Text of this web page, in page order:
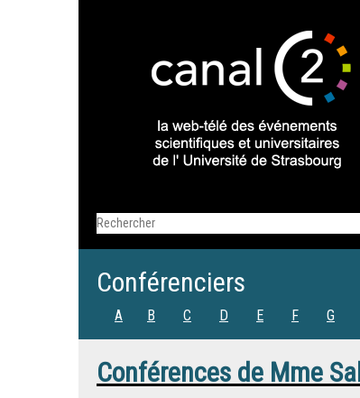
Conférenciers
A B C D E F G
Conférences de Mme